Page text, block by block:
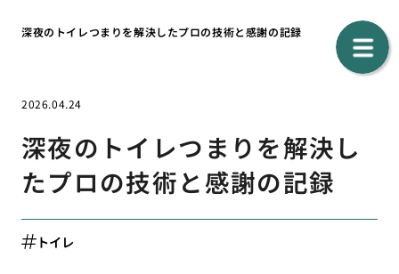
深夜のトイレつまりを解決したプロの技術と感謝の記録
2026.04.24
深夜のトイレつまりを解決し
たプロの技術と感謝の記録
トイレ